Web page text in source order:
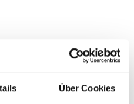
Über Cookies
sie die